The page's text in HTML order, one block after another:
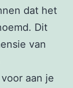
dat het
Dit
van
aan je